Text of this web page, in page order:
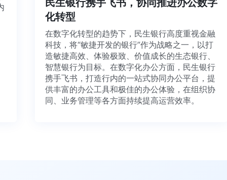
内
民生银行携手飞书，协同推进办公数字
化转型
在数字化转型的趋势下，民生银行高度重视金融
科技，将“敏捷开发的银行”作为战略之一，以打
造敏捷高效、体验极致、价值成长的生态银行、
智慧银行为目标。在数字化办公方面，民生银行
携手飞书，打造行内的一站式协同办公平台，提
供丰富的办公工具和极佳的办公体验，在组织协
同、业务管理等各方面持续提高运营效率。